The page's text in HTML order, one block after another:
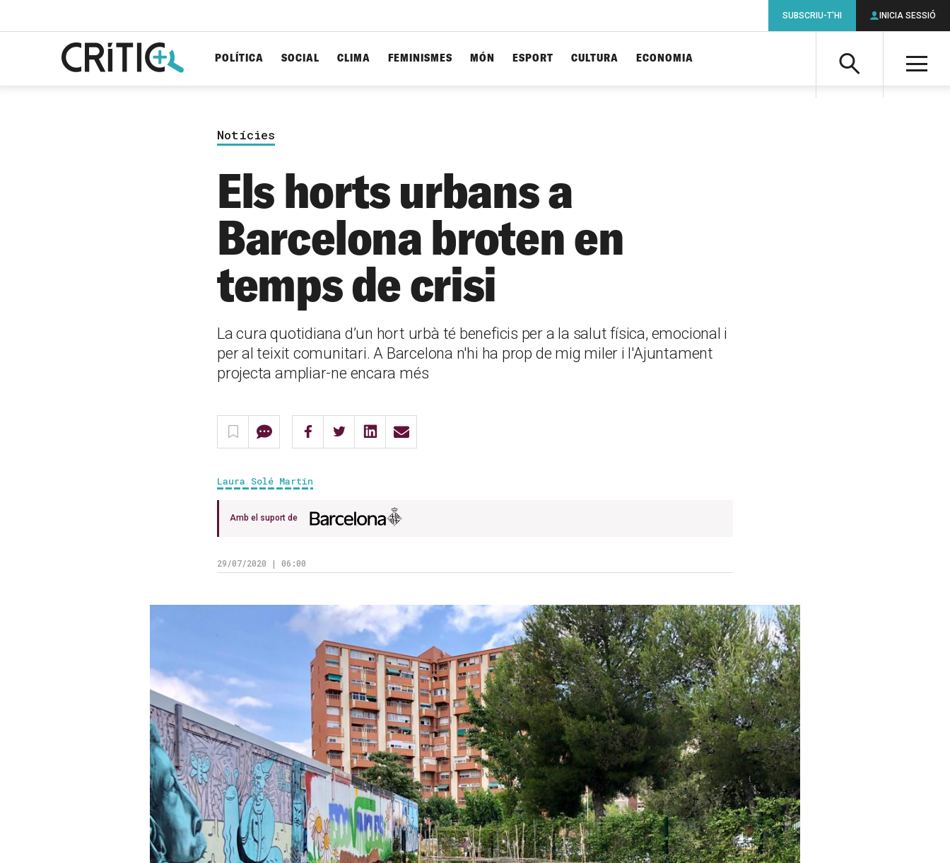
Cerca
POLÍTICA SOCIAL CLIMA FEMINISMES MÓN ESPORT CULTURA ECONOMIA
SUBSCRIU-T'HI INICIA SESSIÓ
Notícies
Els horts urbans a
Barcelona broten en
temps de crisi
La cura quotidiana d’un hort urbà té beneficis per a la salut física, emocional i
per al teixit comunitari. A Barcelona n'hi ha prop de mig miler i l'Ajuntament
projecta ampliar-ne encara més
Laura Solé Martín
Amb el suport de
29/07/2020 | 06:00